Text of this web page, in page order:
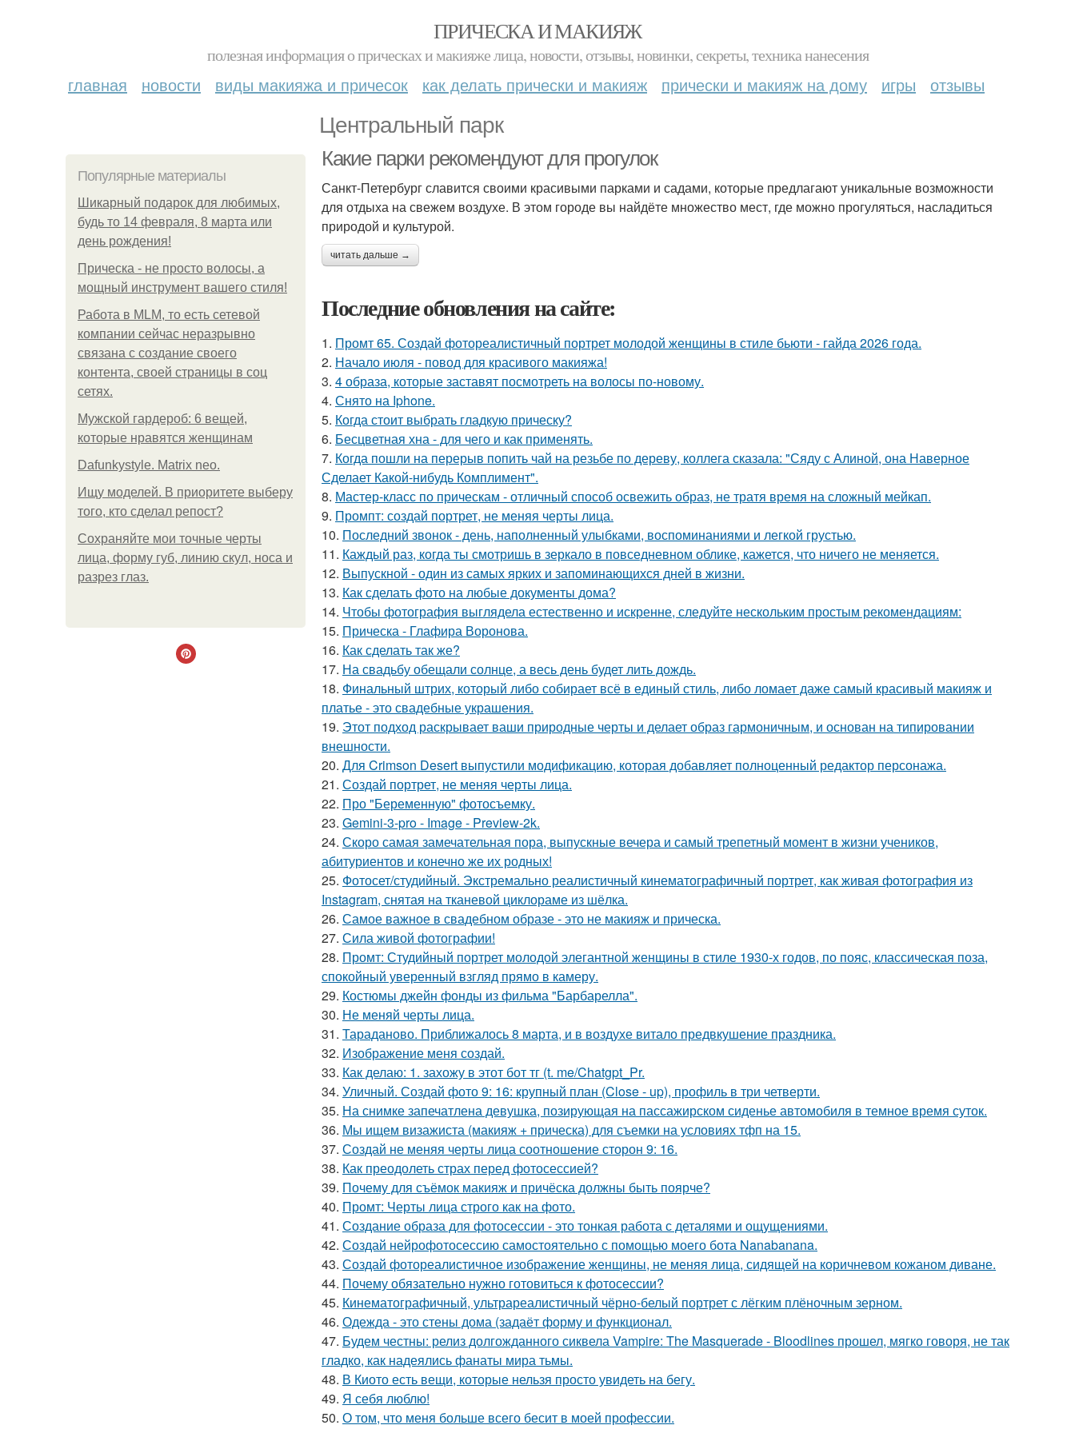
ПРИЧЕСКА И МАКИЯЖ
полезная информация о прическах и макияже лица, новости, отзывы, новинки, секреты, техника нанесения
главная новости виды макияжа и причесок как делать прически и макияж прически и макияж на дому игры отзывы
Центральный парк
Популярные материалы
Шикарный подарок для любимых,
будь то 14 февраля, 8 марта или
день рождения!
Прическа - не просто волосы, а
мощный инструмент вашего стиля!
Работа в MLM, то есть сетевой
компании сейчас неразрывно
связана с создание своего
контента, своей страницы в соц
сетях.
Мужской гардероб: 6 вещей,
которые нравятся женщинам
Dafunkystyle. Matrix neo.
Ищу моделей. В приоритете выберу
того, кто сделал репост?
Сохраняйте мои точные черты
лица, форму губ, линию скул, носа и
разрез глаз.
Какие парки рекомендуют для прогулок
Санкт-Петербург славится своими красивыми парками и садами, которые предлагают уникальные возможности
для отдыха на свежем воздухе. В этом городе вы найдёте множество мест, где можно прогуляться, насладиться
природой и культурой.
читать дальше →
Последние обновления на сайте:
1. Промт 65. Создай фотореалистичный портрет молодой женщины в стиле бьюти - гайда 2026 года.
2. Начало июля - повод для красивого макияжа!
3. 4 образа, которые заставят посмотреть на волосы по-новому.
4. Снято на Iphone.
5. Когда стоит выбрать гладкую прическу?
6. Бесцветная хна - для чего и как применять.
7. Когда пошли на перерыв попить чай на резьбе по дереву, коллега сказала: "Сяду с Алиной, она Наверное
Сделает Какой-нибудь Комплимент".
8. Мастер-класс по прическам - отличный способ освежить образ, не тратя время на сложный мейкап.
9. Промпт: создай портрет, не меняя черты лица.
10. Последний звонок - день, наполненный улыбками, воспоминаниями и легкой грустью.
11. Каждый раз, когда ты смотришь в зеркало в повседневном облике, кажется, что ничего не меняется.
12. Выпускной - один из самых ярких и запоминающихся дней в жизни.
13. Как сделать фото на любые документы дома?
14. Чтобы фотография выглядела естественно и искренне, следуйте нескольким простым рекомендациям:
15. Прическа - Глафира Воронова.
16. Как сделать так же?
17. На свадьбу обещали солнце, а весь день будет лить дождь.
18. Финальный штрих, который либо собирает всё в единый стиль, либо ломает даже самый красивый макияж и
платье - это свадебные украшения.
19. Этот подход раскрывает ваши природные черты и делает образ гармоничным, и основан на типировании
внешности.
20. Для Crimson Desert выпустили модификацию, которая добавляет полноценный редактор персонажа.
21. Создай портрет, не меняя черты лица.
22. Про "Беременную" фотосъемку.
23. Gemini-3-pro - Image - Preview-2k.
24. Скоро самая замечательная пора, выпускные вечера и самый трепетный момент в жизни учеников,
абитуриентов и конечно же их родных!
25. Фотосет/студийный. Экстремально реалистичный кинематографичный портрет, как живая фотография из
Instagram, снятая на тканевой циклораме из шёлка.
26. Самое важное в свадебном образе - это не макияж и прическа.
27. Сила живой фотографии!
28. Промт: Студийный портрет молодой элегантной женщины в стиле 1930-х годов, по пояс, классическая поза,
спокойный уверенный взгляд прямо в камеру.
29. Костюмы джейн фонды из фильма "Барбарелла".
30. Не меняй черты лица.
31. Тараданово. Приближалось 8 марта, и в воздухе витало предвкушение праздника.
32. Изображение меня создай.
33. Как делаю: 1. захожу в этот бот тг (t. me/Chatgpt_Pr.
34. Уличный. Создай фото 9: 16: крупный план (Close - up), профиль в три четверти.
35. На снимке запечатлена девушка, позирующая на пассажирском сиденье автомобиля в темное время суток.
36. Мы ищем визажиста (макияж + прическа) для съемки на условиях тфп на 15.
37. Создай не меняя черты лица соотношение сторон 9: 16.
38. Как преодолеть страх перед фотосессией?
39. Почему для съёмок макияж и причёска должны быть поярче?
40. Промт: Черты лица строго как на фото.
41. Создание образа для фотосессии - это тонкая работа с деталями и ощущениями.
42. Создай нейрофотосессию самостоятельно с помощью моего бота Nanabanana.
43. Создай фотореалистичное изображение женщины, не меняя лица, сидящей на коричневом кожаном диване.
44. Почему обязательно нужно готовиться к фотосессии?
45. Кинематографичный, ультрареалистичный чёрно-белый портрет с лёгким плёночным зерном.
46. Одежда - это стены дома (задаёт форму и функционал.
47. Будем честны: релиз долгожданного сиквела Vampire: The Masquerade - Bloodlines прошел, мягко говоря, не так
гладко, как надеялись фанаты мира тьмы.
48. В Киото есть вещи, которые нельзя просто увидеть на бегу.
49. Я себя люблю!
50. О том, что меня больше всего бесит в моей профессии.